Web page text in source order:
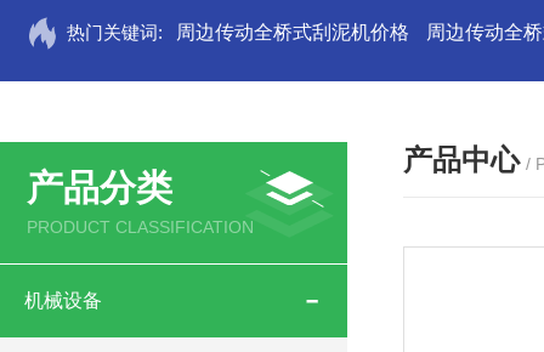
热门关键词: 周边传动全桥式刮泥机价格 周边传动全
产品分类
PRODUCT CLASSIFICATION
机械设备
产品中心 /